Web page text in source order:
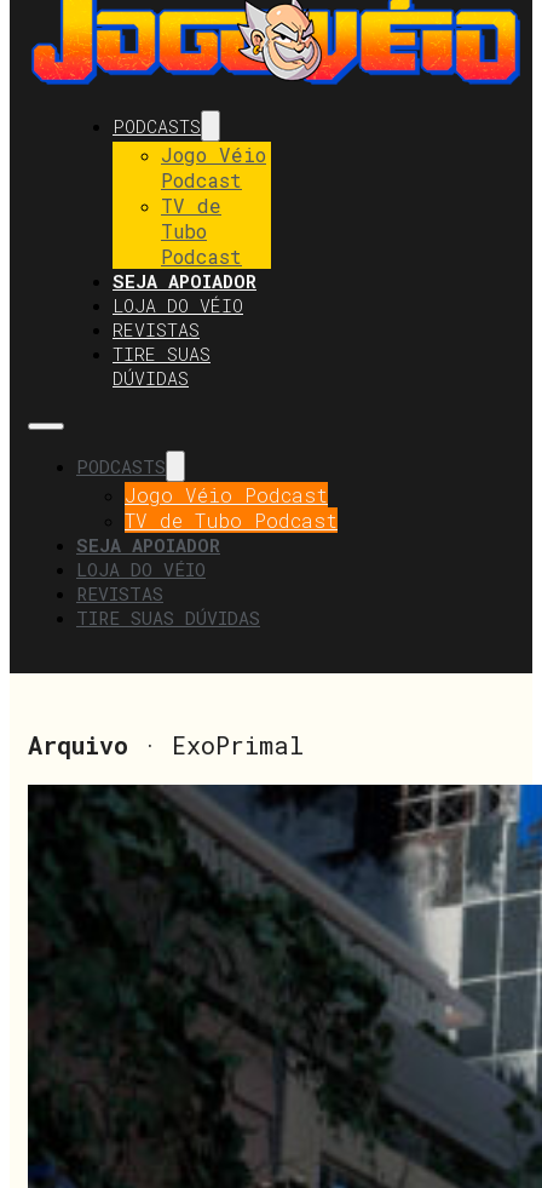
PODCASTS
Jogo Véio
Podcast
TV de
Tubo
Podcast
SEJA APOIADOR
LOJA DO VÉIO
REVISTAS
TIRE SUAS
DÚVIDAS
PODCASTS
Jogo Véio Podcast
TV de Tubo Podcast
SEJA APOIADOR
LOJA DO VÉIO
REVISTAS
TIRE SUAS DÚVIDAS
Arquivo · ExoPrimal